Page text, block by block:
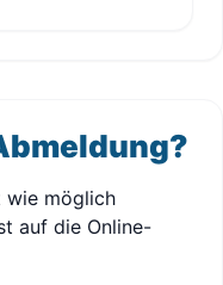
wie möglich
auf die Online-